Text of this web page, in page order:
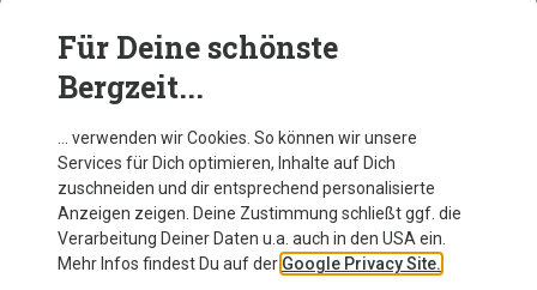
Du sparst 29%
La Sportiva
CHF 237.60
41.5
Für Deine schönste
Bergzeit...
… verwenden wir Cookies. So können wir unsere
Services für Dich optimieren, Inhalte auf Dich
zuschneiden und dir entsprechend personalisierte
Anzeigen zeigen. Deine Zustimmung schließt ggf. die
Verarbeitung Deiner Daten u.a. auch in den USA ein.
Mehr Infos findest Du auf der Google Privacy Site.